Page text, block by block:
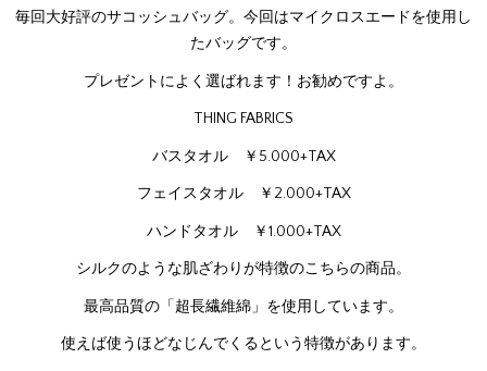
毎回大好評のサコッシュバッグ。今回はマイクロスエードを使用し
たバッグです。
プレゼントによく選ばれます！お勧めですよ。
THING FABRICS
バスタオル ￥5.000+TAX
フェイスタオル ￥2.000+TAX
ハンドタオル ￥1.000+TAX
シルクのような肌ざわりが特徴のこちらの商品。
最高品質の「超長繊維綿」を使用しています。
使えば使うほどなじんでくるという特徴があります。